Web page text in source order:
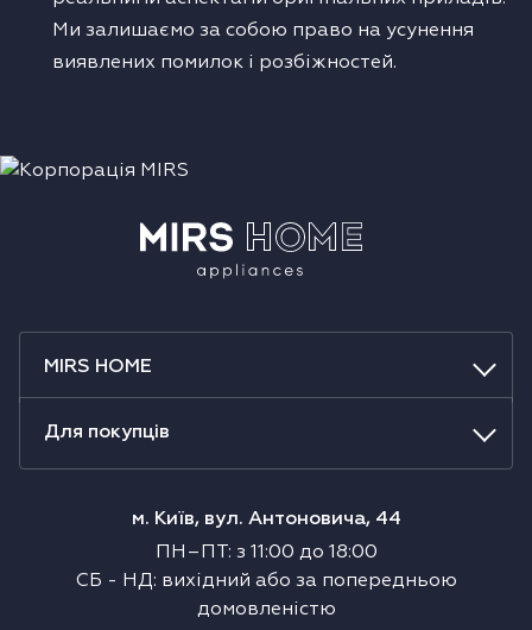
Ми залишаємо за собою право на усунення
виявлених помилок і розбіжностей.
MIRS HOME
Для покупців
м. Київ, вул. Антоновича, 44
ПН–ПТ : з 11:00 до 18:00
СБ - НД: вихідний або за попередньою
домовленістю